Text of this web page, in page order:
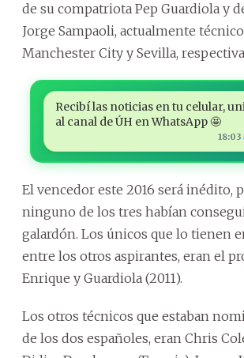
de su compatriota Pep Guardiola y
Jorge Sampaoli, actualmente
Manchester City y Sevilla,
Recibí las noticias en tu celular,
al canal de ÚH en WhatsApp 🤩
18:03
El vencedor este 2016 será inédito,
ninguno de los tres habían
galardón. Los únicos que lo tienen
entre los otros aspirantes, eran el
Enrique y Guardiola (2011).
Los otros técnicos que estaban
de los dos españoles, eran Chris